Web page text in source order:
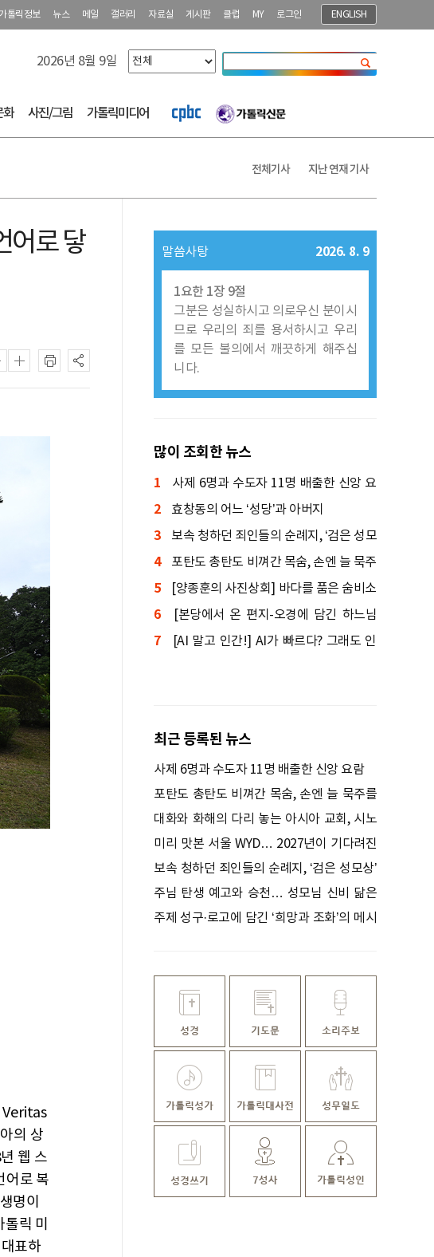
가톨릭정보 뉴스 메일 갤러리 자료실 게시판 클럽 MY 로그인 ENGLISH
2026년 8월 9일
화 사진/그림 가톨릭미디어
전체기사 지난 연재 기사
어로 닿
Veritas
의 상
웹 스
어로 복
명이
릭 미
표하
말씀사탕 2026. 8. 9
1요한 1장 9절
그분은 성실하시고 의로우신 분이시
므로 우리의 죄를 용서하시고 우리
를 모든 불의에서 깨끗하게 해주십
니다.
많이 조회한 뉴스
1
사제 6명과 수도자 11명 배출한 신앙 요
람
2 효창동의 어느 ‘성당’과 아버지
3
보속 청하던 죄인들의 순례지, ‘검은 성모
상’ 기적 간직한 성지
4
포탄도 총탄도 비껴간 목숨, 손엔 늘 묵주
를 쥐고 있었다
5
[양종훈의 사진상회] 바다를 품은 숨비소
리
6
[본당에서 온 편지-오경에 담긴 하느님
말씀] 창세기④: 인간의 죄와 죽음, 원복음
7
[AI 말고 인간!] AI가 빠르다? 그래도 인
최근 등록된 뉴스
사제 6명과 수도자 11명 배출한 신앙 요람
포탄도 총탄도 비껴간 목숨, 손엔 늘 묵주를
쥐고 있었다
대화와 화해의 다리 놓는 아시아 교회, 시노
드로 하나 되다
미리 맛본 서울 WYD… 2027년이 기다려진
다
보속 청하던 죄인들의 순례지, ‘검은 성모상’
기적 간직한 성지
주님 탄생 예고와 승천… 성모님 신비 닮은
꽃
주제 성구·로고에 담긴 ‘희망과 조화’의 메시